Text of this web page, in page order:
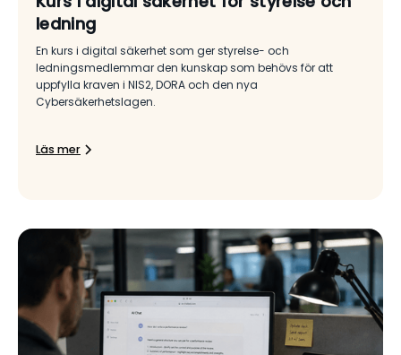
ledning
En kurs i digital säkerhet som ger styrelse- och
ledningsmedlemmar den kunskap som behövs för att
uppfylla kraven i NIS2, DORA och den nya
Cybersäkerhetslagen.
Läs mer